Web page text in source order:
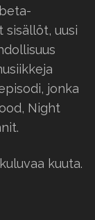
sisällöt, uusi
jonka
Night
kuuta.